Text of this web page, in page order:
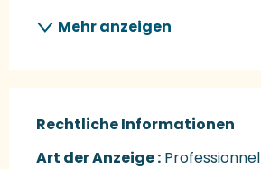
Mehr anzeigen
Rechtliche Informationen
Rechtliche Informationen
Art der Anzeige : Professionnel